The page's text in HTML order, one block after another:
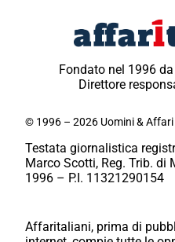
Fondato nel 1996
Direttore
© 1996 – 2026 Uomini &
Testata giornalistica
Marco Scotti, Reg. Trib. di
1996 – P.I. 11321290154
Affaritaliani, prima di